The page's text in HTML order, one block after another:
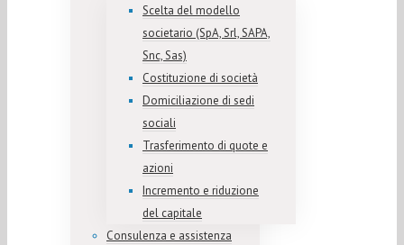
Scelta del modello
societario (SpA, Srl, SAPA,
Snc, Sas)
Costituzione di società
Domiciliazione di sedi
sociali
Trasferimento di quote e
azioni
Incremento e riduzione
del capitale
Consulenza e assistenza